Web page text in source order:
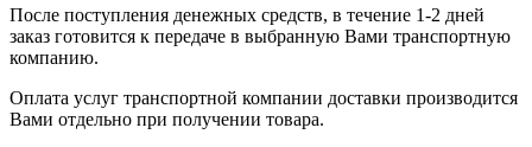
После поступления денежных средств, в течение 1-2 дней
заказ готовится к передаче в выбранную Вами транспортную
компанию.
Оплата услуг транспортной компании доставки производится
Вами отдельно при получении товара.